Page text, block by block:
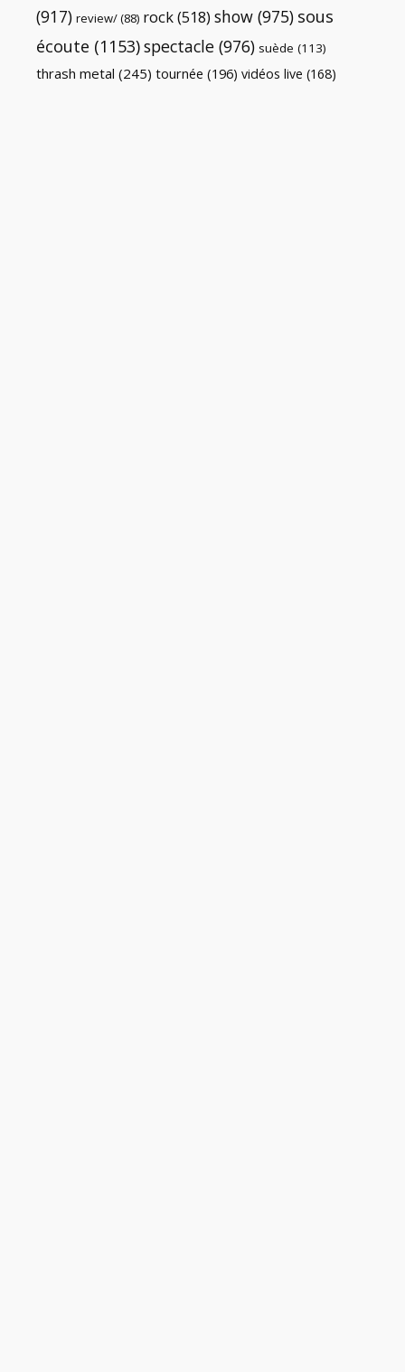
(917) review/(88) rock(518) show (975) sous
écoute (1153)spectacle (976) suède (113)
thrash metal (245) tournée (196) vidéos live (168)